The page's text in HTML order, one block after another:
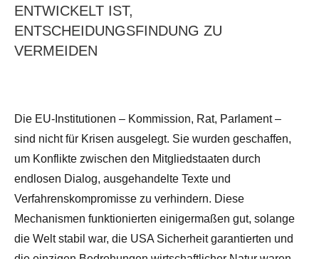
ENTWICKELT IST,
ENTSCHEIDUNGSFINDUNG ZU
VERMEIDEN
Die EU-Institutionen – Kommission, Rat, Parlament – ​​
sind nicht für Krisen ausgelegt. Sie wurden geschaffen,
um Konflikte zwischen den Mitgliedstaaten durch
endlosen Dialog, ausgehandelte Texte und
Verfahrenskompromisse zu verhindern. Diese
Mechanismen funktionierten einigermaßen gut, solange
die Welt stabil war, die USA Sicherheit garantierten und